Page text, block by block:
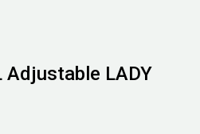
Adjustable LADY